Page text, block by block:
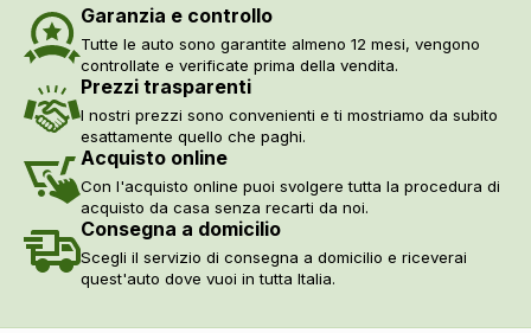
Garanzia e controllo
Tutte le auto sono garantite almeno 12 mesi, vengono
controllate e verificate prima della vendita.
Prezzi trasparenti
I nostri prezzi sono convenienti e ti mostriamo da subito
esattamente quello che paghi.
Acquisto online
Con l'acquisto online puoi svolgere tutta la procedura di
acquisto da casa senza recarti da noi.
Consegna a domicilio
Scegli il servizio di consegna a domicilio e riceverai
quest'auto dove vuoi in tutta Italia.